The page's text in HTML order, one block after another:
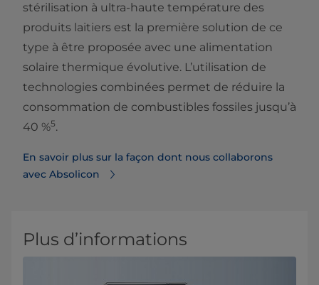
stérilisation à ultra-haute température des
produits laitiers est la première solution de ce
type à être proposée avec une alimentation
solaire thermique évolutive. L’utilisation de
technologies combinées permet de réduire la
consommation de combustibles fossiles jusqu’à
40 %5.
En savoir plus sur la façon dont nous collaborons
avec Absolicon
Plus d’informations